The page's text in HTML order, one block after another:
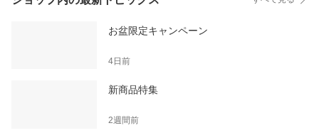
お盆限定キャンペーン
4日前
新商品特集
2週間前